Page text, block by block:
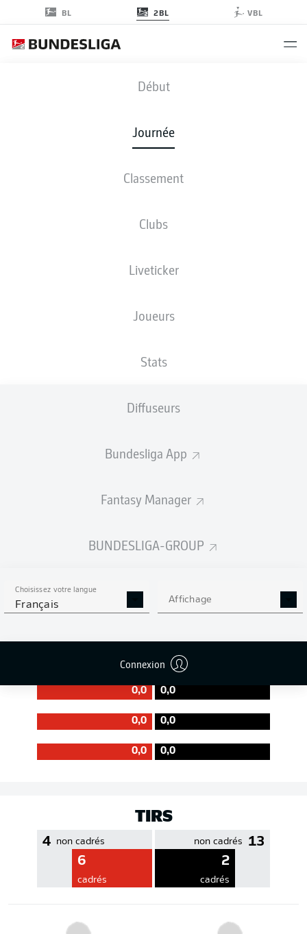
BL 2BL VBL
Début
Journée
Classement
Clubs
Liveticker
Joueurs
Stats
Diffuseurs
Bundesliga App
Fantasy Manager
BUNDESLIGA-GROUP
Choisissez votre langue
Français Affichage
Connexion
HDH - SVS
2 1
COMPOSITIONS STATISTIQUES
0.99
310 286
71 % Précision 71 %
EFFICACITÉ DES PASSES
0,0 0,0
0,0 0,0
0,0 0,0
TIRS
4 non cadrés
6
cadrés
13
non cadrés
2
cadrés